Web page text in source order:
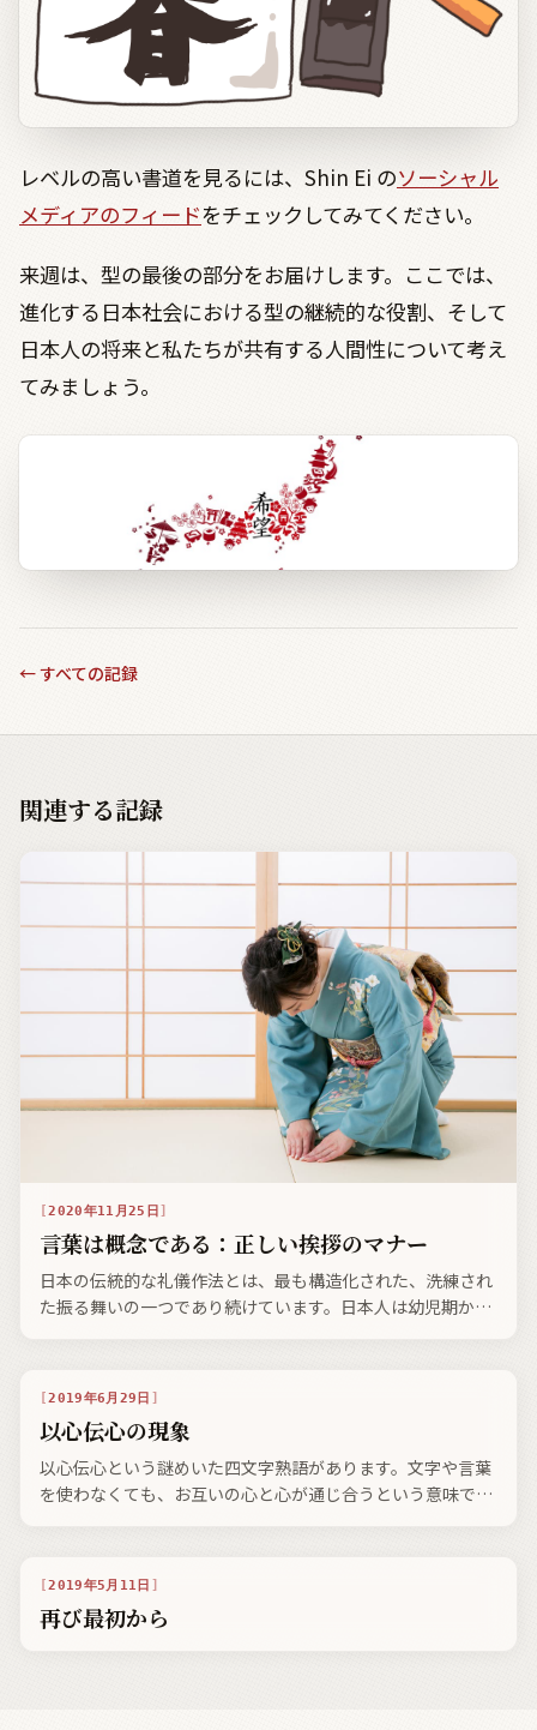
レベルの高い書道を見るには、Shin Ei のソーシャル
メディアのフィードをチェックしてみてください。
来週は、型の最後の部分をお届けします。ここでは、
進化する日本社会における型の継続的な役割、そして
日本人の将来と私たちが共有する人間性について考え
てみましょう。
←すべての記録
関連する記録
2020年11月25日
言葉は概念である：正しい挨拶のマナー
日本の伝統的な礼儀作法とは、最も構造化された、洗練され
た振る舞いの一つであり続けています。日本人は幼児期か
練を受けているということは、日本人として当たり前のこと
なのです。
2019年6月29日
以心伝心の現象
以心伝心という謎めいた四文字熟語があります。文字や言葉
を使わなくても、お互いの心と心が通じ合うという意味です
2019年5月11日
再び最初から